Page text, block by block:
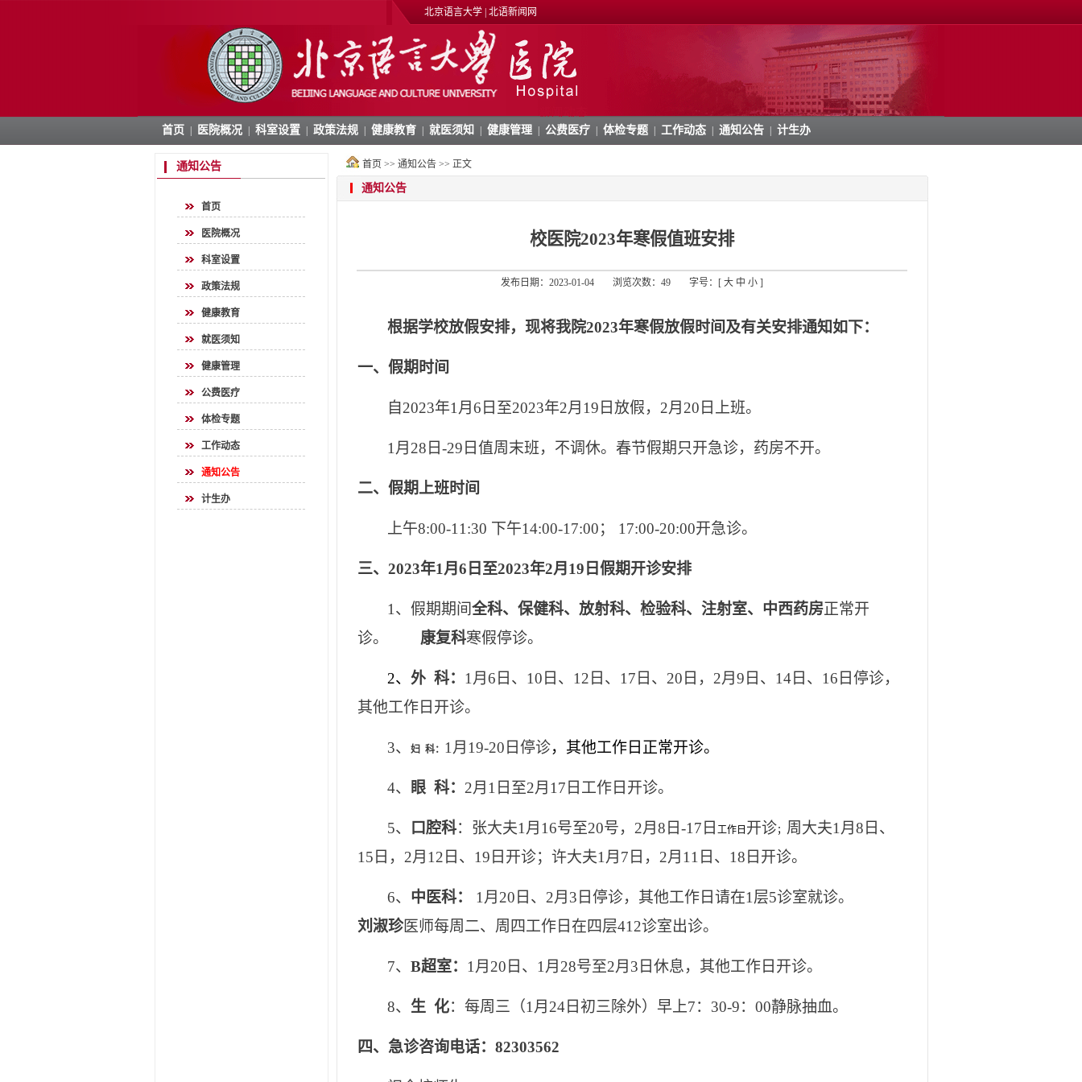
北京语言大学 北语新闻网
首页 医院概况 科室设置 政策法规 健康教育 就医须知 健康管理 公费医疗 体检专题 工作动态 通知公告 计生办
通知公告
首页
医院概况
科室设置
政策法规
健康教育
就医须知
健康管理
公费医疗
体检专题
工作动态
通知公告
计生办
首页 >> 通知公告>> 正文
通知公告
校医院2023年寒假值班安排
发布日期：2023-01-04 浏览次数： 49 字号：[ 大 中 小 ]
根据学校放假安排，现将我院2023年寒假放假时间及有关安排通知如下：
一、假期时间
自2023年1月6日至2023年2月19日放假，2月20日上班。
1 月28日-29日值周末班，不调休。春节假期只开急诊，药房不开。
二、假期上班时间
上午8:00-11:30 下午14:00-17:00； 17:00-20:00开急诊。
三、2023年1月6日至2023年2月19日假期开诊安排
1 、假期期间 全科、保健科、放射科、检验科、注射室、中西药房正常开
诊。 康复科寒假停诊。
2、 外 科： 1 月6日、10日、12日、17日、20日，2月9日、14日、16日停诊，
其他工作日开诊。
3、 妇 科： 1 月19-20日停诊，其他工作日正常开诊。
4、 眼 科： 2月1日至2月17日工作日开诊。
5、 口腔科：张大夫1月16号至20号，2月8日-17日 工作日 开诊；
周大夫1月8日、
15日，2月12日、19日开诊；许大夫1月7日，2月11日、18日开诊。
6、 中医科： 1 月20日、2月3日停诊，其他工作日请在1层5诊室就诊。
刘淑珍医师每周二、周四工作日在四层412诊室出诊。
7、 B超室： 1 月20日、1月28号至2月3日休息，其他工作日开诊。
8、 生 化：每周三（1月24日初三除外）早上7：30-9：00静脉抽血。
四、急诊咨询电话：82303562